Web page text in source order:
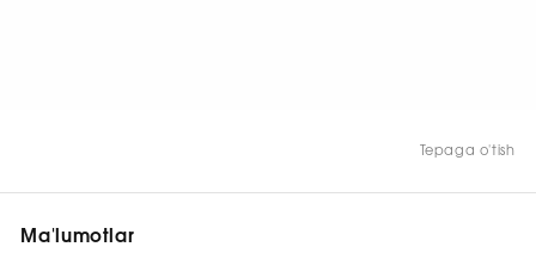
Tepaga o'tish
Ma'lumotlar